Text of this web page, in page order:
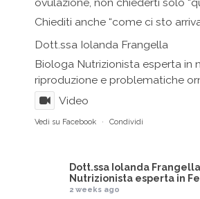
Chiediti anche “come ci sto
Dott.ssa Iolanda Frangella
Biologa Nutrizionista esperta in
riproduzione e problematiche
Video
Vedi su Facebook · Condividi
Dott.ssa Iolanda
Nutrizionista esperta in
2 weeks ago